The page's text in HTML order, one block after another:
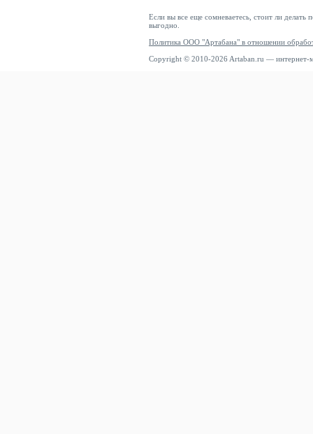
Если вы все еще сомневаетесь, стоит ли делать
выгодно.
Политика ООО "Артабана" в отношении
Copyright © 2010-2026 Artaban.ru — интернет-